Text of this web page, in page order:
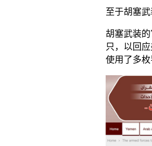
至于胡塞
胡塞武装
只，以回
使用了多枚